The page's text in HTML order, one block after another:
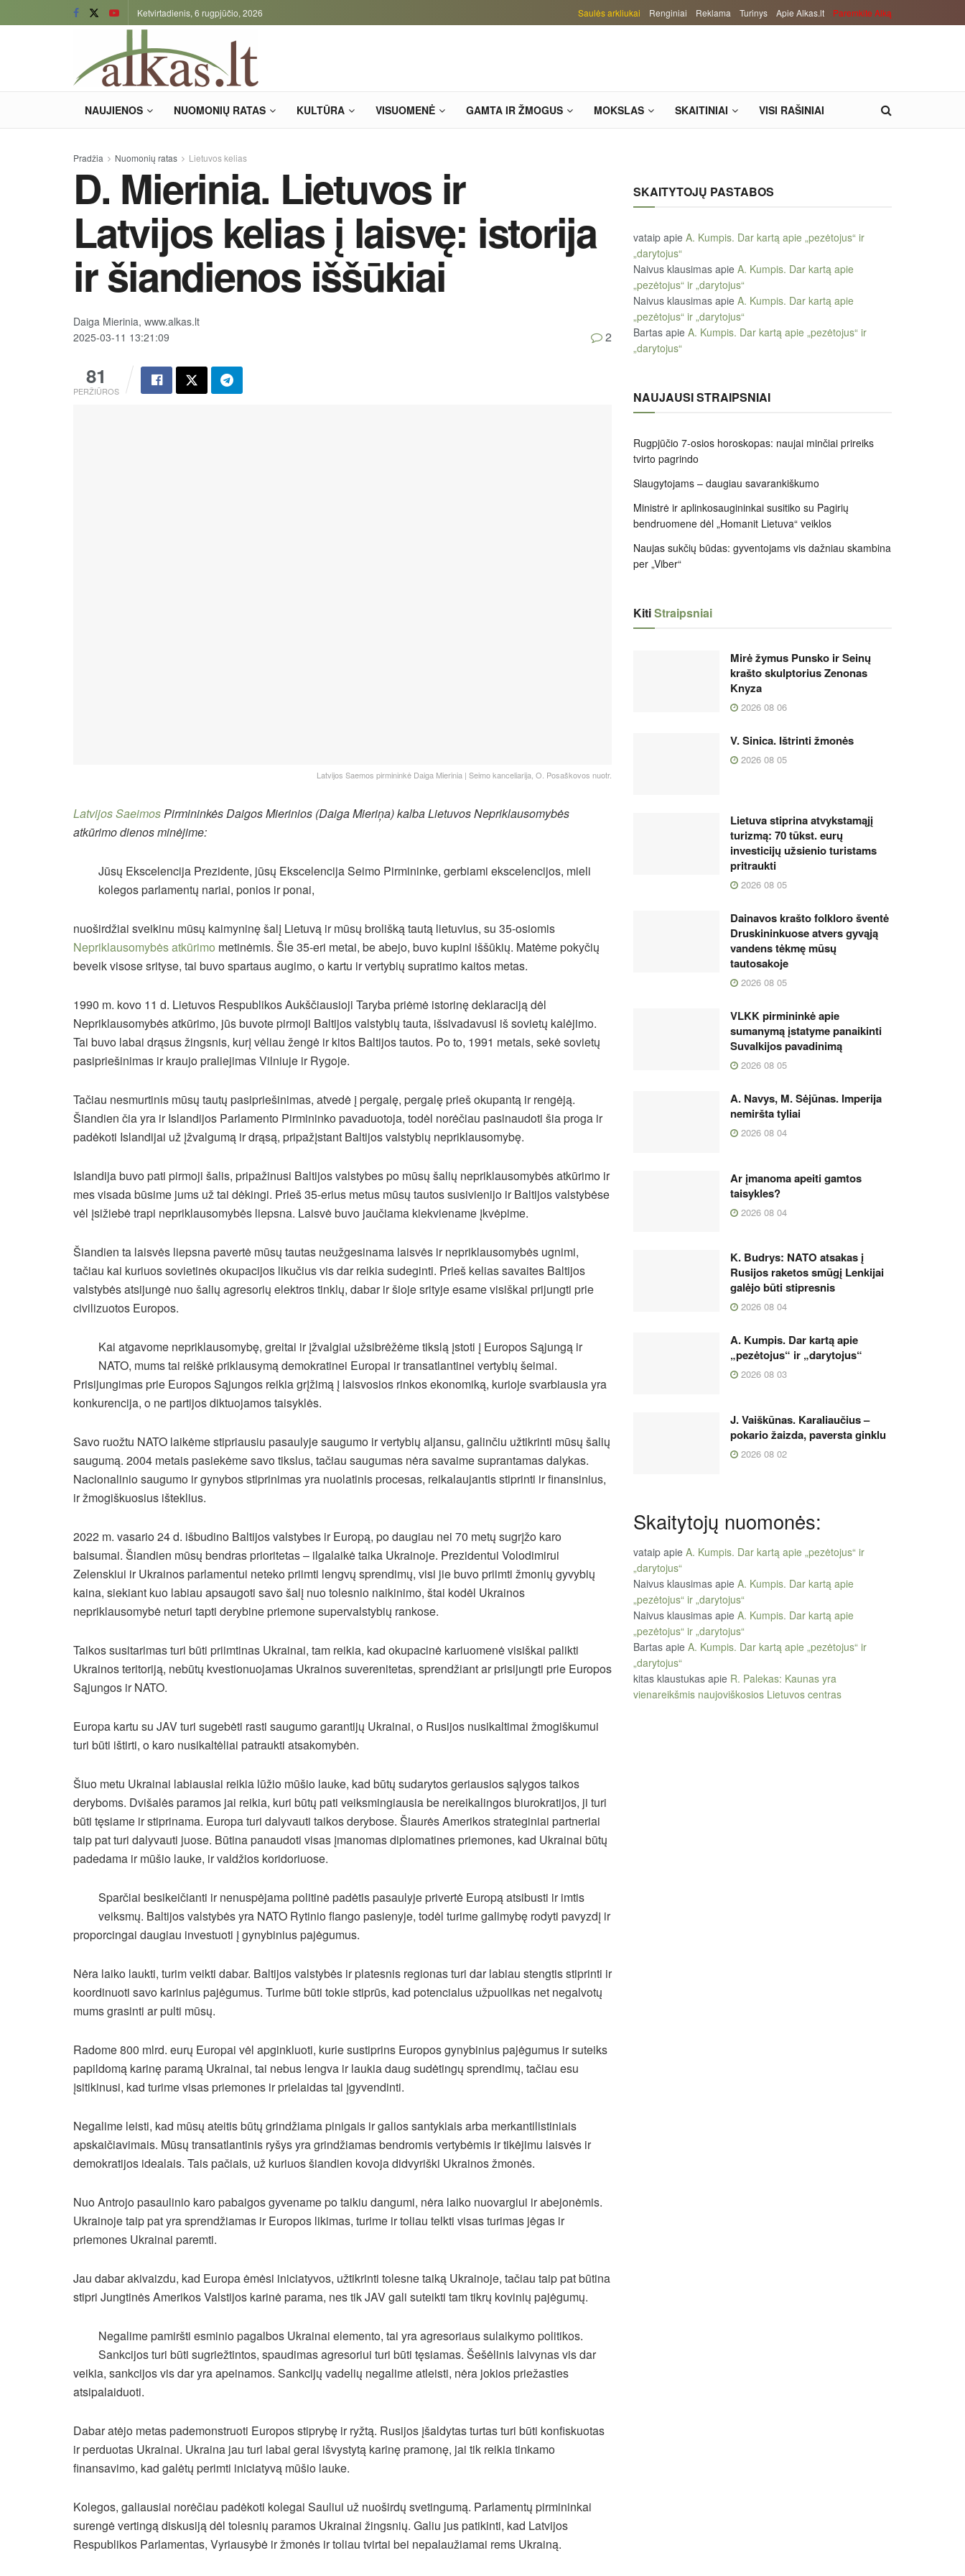
Ketvirtadienis, 6 rugpjūčio, 2026 Saulės arkliukai Renginiai Reklama Turinys Apie Alkas.lt Paremkite Alką
NAUJIENOS NUOMONIŲ RATAS KULTŪRA VISUOMENĖ GAMTA IR ŽMOGUS MOKSLAS SKAITINIAI VISI RAŠINIAI
Pradžia Nuomonių ratas Lietuvos kelias
D. Mierinia. Lietuvos ir
Latvijos kelias į laisvę: istorija
ir šiandienos iššūkiai
Daiga Mierinia, www.alkas.lt
2025-03-11 13:21:09
81
PERŽIŪROS
2
Latvijos Saemos pirmininkė Daiga Mierinia | Seimo kanceliarija, O. Posaškovos nuotr.
Latvijos SaeimosPirmininkės Daigos Mierinios (Daiga Mieriņa) kalba Lietuvos Nepriklausomybės
atkūrimo dienos minėjime:
Jūsų Ekscelencija Prezidente, jūsų Ekscelencija Seimo Pirmininke, gerbiami ekscelencijos, mieli
kolegos parlamentų nariai, ponios ir ponai,
nuoširdžiai sveikinu mūsų kaimyninę šalį Lietuvą ir mūsų brolišką tautą lietuvius, su 35-osiomis
Nepriklausomybės atkūrimo metinėmis. Šie 35-eri metai, be abejo, buvo kupini iššūkių. Matėme pokyčių
beveik visose srityse, tai buvo spartaus augimo, o kartu ir vertybių supratimo kaitos metas.
1990 m. kovo 11 d. Lietuvos Respublikos Aukščiausioji Taryba priėmė istorinę deklaraciją dėl
Nepriklausomybės atkūrimo, jūs buvote pirmoji Baltijos valstybių tauta, išsivadavusi iš sovietų kalėjimo.
Tai buvo labai drąsus žingsnis, kurį vėliau žengė ir kitos Baltijos tautos. Po to, 1991 metais, sekė sovietų
pasipriešinimas ir kraujo praliejimas Vilniuje ir Rygoje.
Tačiau nesmurtinis mūsų tautų pasipriešinimas, atvedė į pergalę, pergalę prieš okupantą ir rengėją.
Šiandien čia yra ir Islandijos Parlamento Pirmininko pavaduotoja, todėl norėčiau pasinaudoti šia proga ir
padėkoti Islandijai už įžvalgumą ir drąsą, pripažįstant Baltijos valstybių nepriklausomybę.
Islandija buvo pati pirmoji šalis, pripažinusi Baltijos valstybes po mūsų šalių nepriklausomybės atkūrimo ir
mes visada būsime jums už tai dėkingi. Prieš 35-erius metus mūsų tautos susivienijo ir Baltijos valstybėse
vėl įsižiebė trapi nepriklausomybės liepsna. Laisvė buvo jaučiama kiekviename įkvėpime.
Šiandien ta laisvės liepsna pavertė mūsų tautas neužgesinama laisvės ir nepriklausomybės ugnimi,
tačiau kai kuriuos sovietinės okupacijos likučius vis dar reikia sudeginti. Prieš kelias savaites Baltijos
valstybės atsijungė nuo šalių agresorių elektros tinklų, dabar ir šioje srityje esame visiškai prijungti prie
civilizuotos Europos.
Kai atgavome nepriklausomybę, greitai ir įžvalgiai užsibrėžėme tikslą įstoti į Europos Sąjungą ir
NATO, mums tai reiškė priklausymą demokratinei Europai ir transatlantinei vertybių šeimai.
Prisijungimas prie Europos Sąjungos reikia grįžimą į laisvosios rinkos ekonomiką, kurioje svarbiausia yra
konkurencija, o ne partijos diktuojamos taisyklės.
Savo ruožtu NATO laikėme stipriausiu pasaulyje saugumo ir vertybių aljansu, galinčiu užtikrinti mūsų šalių
saugumą. 2004 metais pasiekėme savo tikslus, tačiau saugumas nėra savaime suprantamas dalykas.
Nacionalinio saugumo ir gynybos stiprinimas yra nuolatinis procesas, reikalaujantis stiprinti ir finansinius,
ir žmogiškuosius išteklius.
2022 m. vasario 24 d. išbudino Baltijos valstybes ir Europą, po daugiau nei 70 metų sugrįžo karo
baisumai. Šiandien mūsų bendras prioritetas – ilgalaikė taika Ukrainoje. Prezidentui Volodimirui
Zelenskiui ir Ukrainos parlamentui neteko priimti lengvų sprendimų, visi jie buvo priimti žmonių gyvybių
kaina, siekiant kuo labiau apsaugoti savo šalį nuo tolesnio naikinimo, štai kodėl Ukrainos
nepriklausomybė neturi tapti derybine priemone supervalstybių rankose.
Taikos susitarimas turi būti priimtinas Ukrainai, tam reikia, kad okupacinė kariuomenė visiškai palikti
Ukrainos teritoriją, nebūtų kvestionuojamas Ukrainos suverenitetas, sprendžiant ar prisijungti prie Europos
Sąjungos ir NATO.
Europa kartu su JAV turi sugebėti rasti saugumo garantijų Ukrainai, o Rusijos nusikaltimai žmogiškumui
turi būti ištirti, o karo nusikaltėliai patraukti atsakomybėn.
Šiuo metu Ukrainai labiausiai reikia lūžio mūšio lauke, kad būtų sudarytos geriausios sąlygos taikos
deryboms. Dvišalės paramos jai reikia, kuri būtų pati veiksmingiausia be nereikalingos biurokratijos, ji turi
būti tęsiame ir stiprinama. Europa turi dalyvauti taikos derybose. Šiaurės Amerikos strateginiai partneriai
taip pat turi dalyvauti juose. Būtina panaudoti visas įmanomas diplomatines priemones, kad Ukrainai būtų
padedama ir mūšio lauke, ir valdžios koridoriuose.
Sparčiai besikeičianti ir nenuspėjama politinė padėtis pasaulyje privertė Europą atsibusti ir imtis
veiksmų. Baltijos valstybės yra NATO Rytinio flango pasienyje, todėl turime galimybę rodyti pavyzdį ir
proporcingai daugiau investuoti į gynybinius pajėgumus.
Nėra laiko laukti, turim veikti dabar. Baltijos valstybės ir platesnis regionas turi dar labiau stengtis stiprinti ir
koordinuoti savo karinius pajėgumus. Turime būti tokie stiprūs, kad potencialus užpuolikas net negalvotų
mums grasinti ar pulti mūsų.
Radome 800 mlrd. eurų Europai vėl apginkluoti, kurie sustiprins Europos gynybinius pajėgumus ir suteiks
papildomą karinę paramą Ukrainai, tai nebus lengva ir laukia daug sudėtingų sprendimų, tačiau esu
įsitikinusi, kad turime visas priemones ir prielaidas tai įgyvendinti.
Negalime leisti, kad mūsų ateitis būtų grindžiama pinigais ir galios santykiais arba merkantilistiniais
apskaičiavimais. Mūsų transatlantinis ryšys yra grindžiamas bendromis vertybėmis ir tikėjimu laisvės ir
demokratijos idealais. Tais pačiais, už kuriuos šiandien kovoja didvyriški Ukrainos žmonės.
Nuo Antrojo pasaulinio karo pabaigos gyvename po taikiu dangumi, nėra laiko nuovargiui ir abejonėmis.
Ukrainoje taip pat yra sprendžiamas ir Europos likimas, turime ir toliau telkti visas turimas jėgas ir
priemones Ukrainai paremti.
Jau dabar akivaizdu, kad Europa ėmėsi iniciatyvos, užtikrinti tolesne taiką Ukrainoje, tačiau taip pat būtina
stipri Jungtinės Amerikos Valstijos karinė parama, nes tik JAV gali suteikti tam tikrų kovinių pajėgumų.
Negalime pamiršti esminio pagalbos Ukrainai elemento, tai yra agresoriaus sulaikymo politikos.
Sankcijos turi būti sugriežtintos, spaudimas agresoriui turi būti tęsiamas. Šešėlinis laivynas vis dar
veikia, sankcijos vis dar yra apeinamos. Sankcijų vadelių negalime atleisti, nėra jokios priežasties
atsipalaiduoti.
Dabar atėjo metas pademonstruoti Europos stiprybę ir ryžtą. Rusijos įšaldytas turtas turi būti konfiskuotas
ir perduotas Ukrainai. Ukraina jau turi labai gerai išvystytą karinę pramonę, jai tik reikia tinkamo
finansavimo, kad galėtų perimti iniciatyvą mūšio lauke.
Kolegos, galiausiai norėčiau padėkoti kolegai Sauliui už nuoširdų svetingumą. Parlamentų pirmininkai
surengė vertingą diskusiją dėl tolesnių paramos Ukrainai žingsnių. Galiu jus patikinti, kad Latvijos
Respublikos Parlamentas, Vyriausybė ir žmonės ir toliau tvirtai bei nepalaužiamai rems Ukrainą.
SKAITYTOJŲ PASTABOS
vataip apie A. Kumpis. Dar kartą apie „pezėtojus“ ir
„darytojus“
Naivus klausimas apie A. Kumpis. Dar kartą apie
„pezėtojus“ ir „darytojus“
Naivus klausimas apie A. Kumpis. Dar kartą apie
„pezėtojus“ ir „darytojus“
Bartas apie A. Kumpis. Dar kartą apie „pezėtojus“ ir
„darytojus“
NAUJAUSI STRAIPSNIAI
Rugpjūčio 7-osios horoskopas: naujai minčiai prireiks
tvirto pagrindo
Slaugytojams – daugiau savarankiškumo
Ministrė ir aplinkosaugininkai susitiko su Pagirių
bendruomene dėl „Homanit Lietuva“ veiklos
Naujas sukčių būdas: gyventojams vis dažniau skambina
per „Viber“
KitiStraipsniai
Mirė žymus Punsko ir Seinų
krašto skulptorius Zenonas
Knyza
2026 08 06
V. Sinica. Ištrinti žmonės
2026 08 05
Lietuva stiprina atvykstamąjį
turizmą: 70 tūkst. eurų
investicijų užsienio turistams
pritraukti
2026 08 05
Dainavos krašto folkloro šventė
Druskininkuose atvers gyvąją
vandens tėkmę mūsų
tautosakoje
2026 08 05
VLKK pirmininkė apie
sumanymą įstatyme panaikinti
Suvalkijos pavadinimą
2026 08 05
A. Navys, M. Sėjūnas. Imperija
nemiršta tyliai
2026 08 04
Ar įmanoma apeiti gamtos
taisykles?
2026 08 04
K. Budrys: NATO atsakas į
Rusijos raketos smūgį Lenkijai
galėjo būti stipresnis
2026 08 04
A. Kumpis. Dar kartą apie
„pezėtojus“ ir „darytojus“
2026 08 03
J. Vaiškūnas. Karaliaučius –
pokario žaizda, paversta ginklu
2026 08 02
Skaitytojų nuomonės:
vataip apie A. Kumpis. Dar kartą apie „pezėtojus“ ir
„darytojus“
Naivus klausimas apie A. Kumpis. Dar kartą apie
„pezėtojus“ ir „darytojus“
Naivus klausimas apie A. Kumpis. Dar kartą apie
„pezėtojus“ ir „darytojus“
Bartas apie A. Kumpis. Dar kartą apie „pezėtojus“ ir
„darytojus“
kitas klaustukas apie R. Palekas: Kaunas yra
vienareikšmis naujoviškosios Lietuvos centras